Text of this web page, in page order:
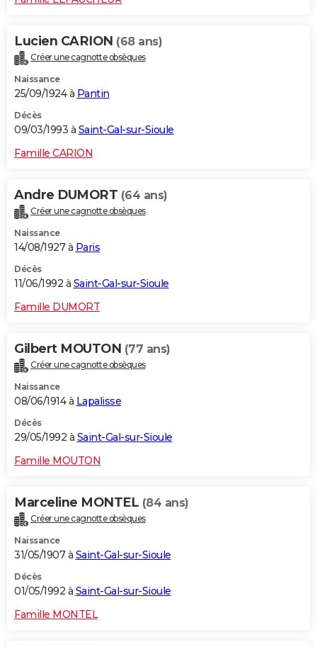
Lucien CARION (68 ans)
Créer une cagnotte obsèques
Naissance
25/09/1924 à Pantin
Décès
09/03/1993 à Saint-Gal-sur-Sioule
Famille CARION
Andre DUMORT (64 ans)
Créer une cagnotte obsèques
Naissance
14/08/1927 à Paris
Décès
11/06/1992 à Saint-Gal-sur-Sioule
Famille DUMORT
Gilbert MOUTON (77 ans)
Créer une cagnotte obsèques
Naissance
08/06/1914 à Lapalisse
Décès
29/05/1992 à Saint-Gal-sur-Sioule
Famille MOUTON
Marceline MONTEL (84 ans)
Créer une cagnotte obsèques
Naissance
31/05/1907 à Saint-Gal-sur-Sioule
Décès
01/05/1992 à Saint-Gal-sur-Sioule
Famille MONTEL